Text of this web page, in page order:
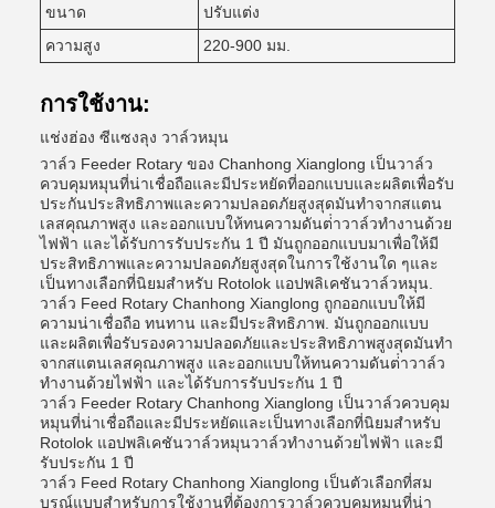
ขนาด
ปรับแต่ง
ความสูง
220-900 มม.
การใช้งาน:
แช่งฮ่อง ซีแซงลุง วาล์วหมุน
วาล์ว Feeder Rotary ของ Chanhong Xianglong เป็นวาล์ว
ควบคุมหมุนที่น่าเชื่อถือและมีประหยัดที่ออกแบบและผลิตเพื่อรับ
ประกันประสิทธิภาพและความปลอดภัยสูงสุดมันทําจากสแตน
เลสคุณภาพสูง และออกแบบให้ทนความดันต่ําวาล์วทํางานด้วย
ไฟฟ้า และได้รับการรับประกัน 1 ปี มันถูกออกแบบมาเพื่อให้มี
ประสิทธิภาพและความปลอดภัยสูงสุดในการใช้งานใด ๆและ
เป็นทางเลือกที่นิยมสําหรับ Rotolok แอปพลิเคชันวาล์วหมุน.
วาล์ว Feed Rotary Chanhong Xianglong ถูกออกแบบให้มี
ความน่าเชื่อถือ ทนทาน และมีประสิทธิภาพ. มันถูกออกแบบ
และผลิตเพื่อรับรองความปลอดภัยและประสิทธิภาพสูงสุดมันทํา
จากสแตนเลสคุณภาพสูง และออกแบบให้ทนความดันต่ําวาล์ว
ทํางานด้วยไฟฟ้า และได้รับการรับประกัน 1 ปี
วาล์ว Feeder Rotary Chanhong Xianglong เป็นวาล์วควบคุม
หมุนที่น่าเชื่อถือและมีประหยัดและเป็นทางเลือกที่นิยมสําหรับ
Rotolok แอปพลิเคชันวาล์วหมุนวาล์วทํางานด้วยไฟฟ้า และมี
รับประกัน 1 ปี
วาล์ว Feed Rotary Chanhong Xianglong เป็นตัวเลือกที่สม
บูรณ์แบบสําหรับการใช้งานที่ต้องการวาล์วควบคุมหมุนที่น่า